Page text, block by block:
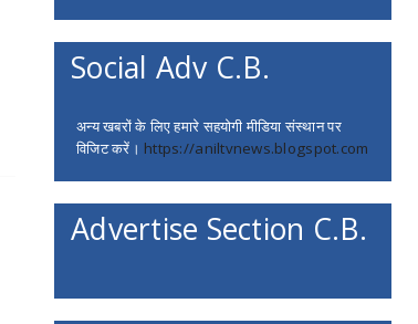
Social Adv C.B.
अन्य खबरों के लिए हमारे सहयोगी मीडिया संस्थान पर
विजिट करें। https://aniltvnews.blogspot.com
Advertise Section C.B.